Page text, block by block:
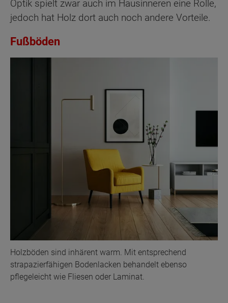
Optik spielt zwar auch im Hausinneren eine Rolle,
jedoch hat Holz dort auch noch andere Vorteile.
Fußböden
Holzböden sind inhärent warm. Mit entsprechend
strapazierfähigen Bodenlacken behandelt ebenso
pflegeleicht wie Fliesen oder Laminat.